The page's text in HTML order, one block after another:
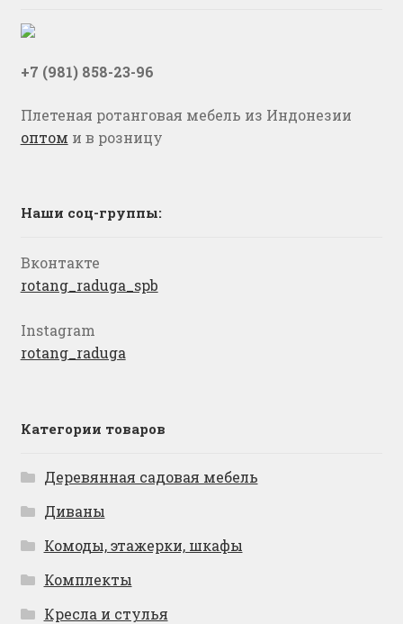
+7 (981) 858-23-96
Плетеная ротанговая мебель из Индонезии
оптом и в розницу
Наши соц-группы:
Вконтакте
rotang_raduga_spb
Instagram
rotang_raduga
Категории товаров
Деревянная садовая мебель
Диваны
Комоды, этажерки, шкафы
Комплекты
Кресла и стулья